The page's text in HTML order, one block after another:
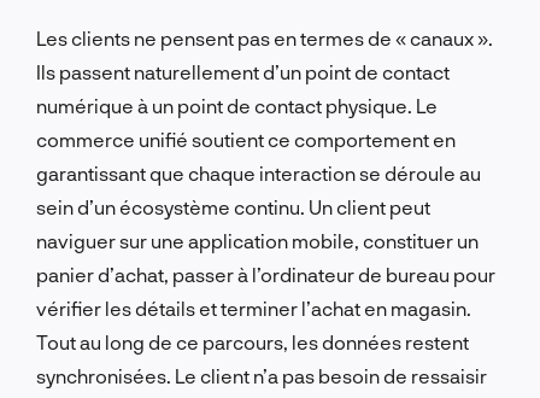
Les clients ne pensent pas en termes de « canaux ».
Ils passent naturellement d’un point de contact
numérique à un point de contact physique. Le
commerce unifié soutient ce comportement en
garantissant que chaque interaction se déroule au
sein d’un écosystème continu. Un client peut
naviguer sur une application mobile, constituer un
panier d’achat, passer à l’ordinateur de bureau pour
vérifier les détails et terminer l’achat en magasin.
Tout au long de ce parcours, les données restent
synchronisées. Le client n’a pas besoin de ressaisir